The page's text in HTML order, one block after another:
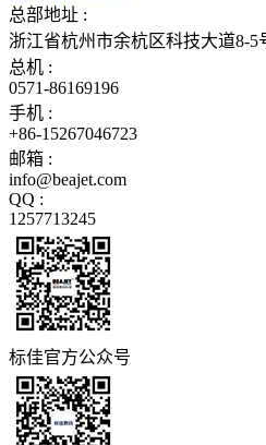
总部地址 :
浙江省杭州市余杭区科技大道8-5
总机 :
0571-86169196
手机 :
+86-15267046723
邮箱 :
info@beajet.com
QQ :
1257713245
标佳官方公众号